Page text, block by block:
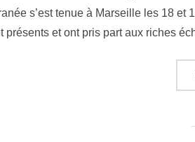
s’est tenue à Marseille les 18
présents et ont pris part aux riches